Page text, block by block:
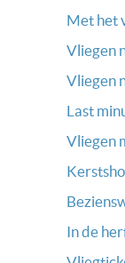
Met het
Vliegen
Vliegen
Last
Vliegen
In de